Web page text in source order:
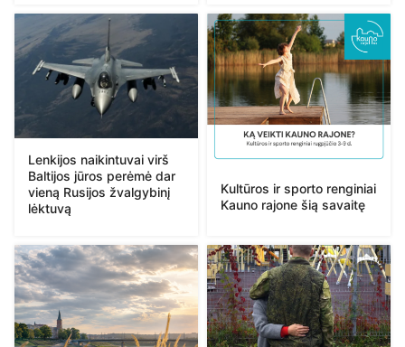
Lenkijos naikintuvai virš
Baltijos jūros perėmė dar
vieną Rusijos žvalgybinį
lėktuvą
Kultūros ir sporto renginiai
Kauno rajone šią savaitę